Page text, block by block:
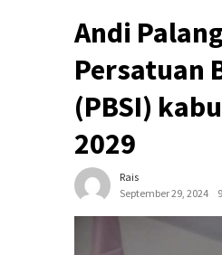
Andi
Persatuan
(PBSI)
2029
Rais
September 29, 2024